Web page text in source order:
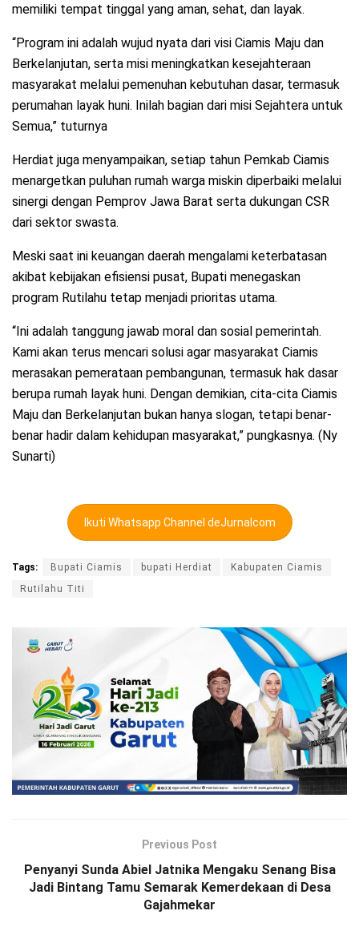
memiliki tempat tinggal yang aman, sehat, dan layak.
“Program ini adalah wujud nyata dari visi Ciamis Maju dan
Berkelanjutan, serta misi meningkatkan kesejahteraan
masyarakat melalui pemenuhan kebutuhan dasar, termasuk
perumahan layak huni. Inilah bagian dari misi Sejahtera untuk
Semua,” tuturnya
Herdiat juga menyampaikan, setiap tahun Pemkab Ciamis
menargetkan puluhan rumah warga miskin diperbaiki melalui
sinergi dengan Pemprov Jawa Barat serta dukungan CSR
dari sektor swasta.
Meski saat ini keuangan daerah mengalami keterbatasan
akibat kebijakan efisiensi pusat, Bupati menegaskan
program Rutilahu tetap menjadi prioritas utama.
“Ini adalah tanggung jawab moral dan sosial pemerintah.
Kami akan terus mencari solusi agar masyarakat Ciamis
merasakan pemerataan pembangunan, termasuk hak dasar
berupa rumah layak huni. Dengan demikian, cita-cita Ciamis
Maju dan Berkelanjutan bukan hanya slogan, tetapi benar-
benar hadir dalam kehidupan masyarakat,” pungkasnya. (Ny
Sunarti)
Ikuti Whatsapp Channel deJurnalcom
Tags: Bupati Ciamis bupati Herdiat
Kabupaten Ciamis
Rutilahu Titi
Previous Post
Penyanyi Sunda Abiel Jatnika Mengaku Senang Bisa
Jadi Bintang Tamu Semarak Kemerdekaan di Desa
Gajahmekar